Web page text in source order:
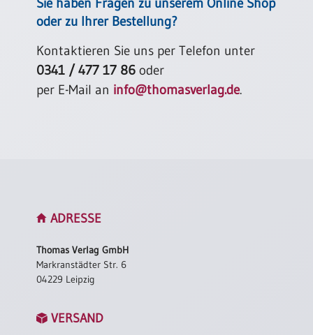
oder zu Ihrer Bestellung?
Kontaktieren Sie uns per Telefon unter
0341 / 477 17 86 oder
per E-Mail an info@thomasverlag.de.
ADRESSE
Thomas Verlag GmbH
Markranstädter Str. 6
04229 Leipzig
VERSAND